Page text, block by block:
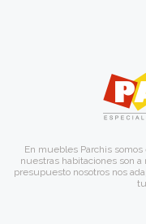
En muebles Parchis
nuestras habitaciones son
presupuesto nosotros nos